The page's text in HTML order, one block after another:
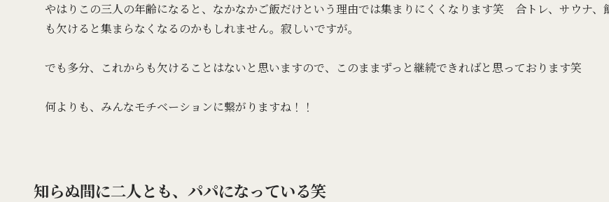
やはりこの三人の年齢になると、なかなかご飯だけという理由では集まりにくくなります笑 合トレ、サウナ
も欠けると集まらなくなるのかもしれません。寂しいですが。
でも多分、これからも欠けることはないと思いますので、このままずっと継続できればと思っております笑
何よりも、みんなモチベーションに繋がりますね！！
知らぬ間に二人とも、パパになっている笑